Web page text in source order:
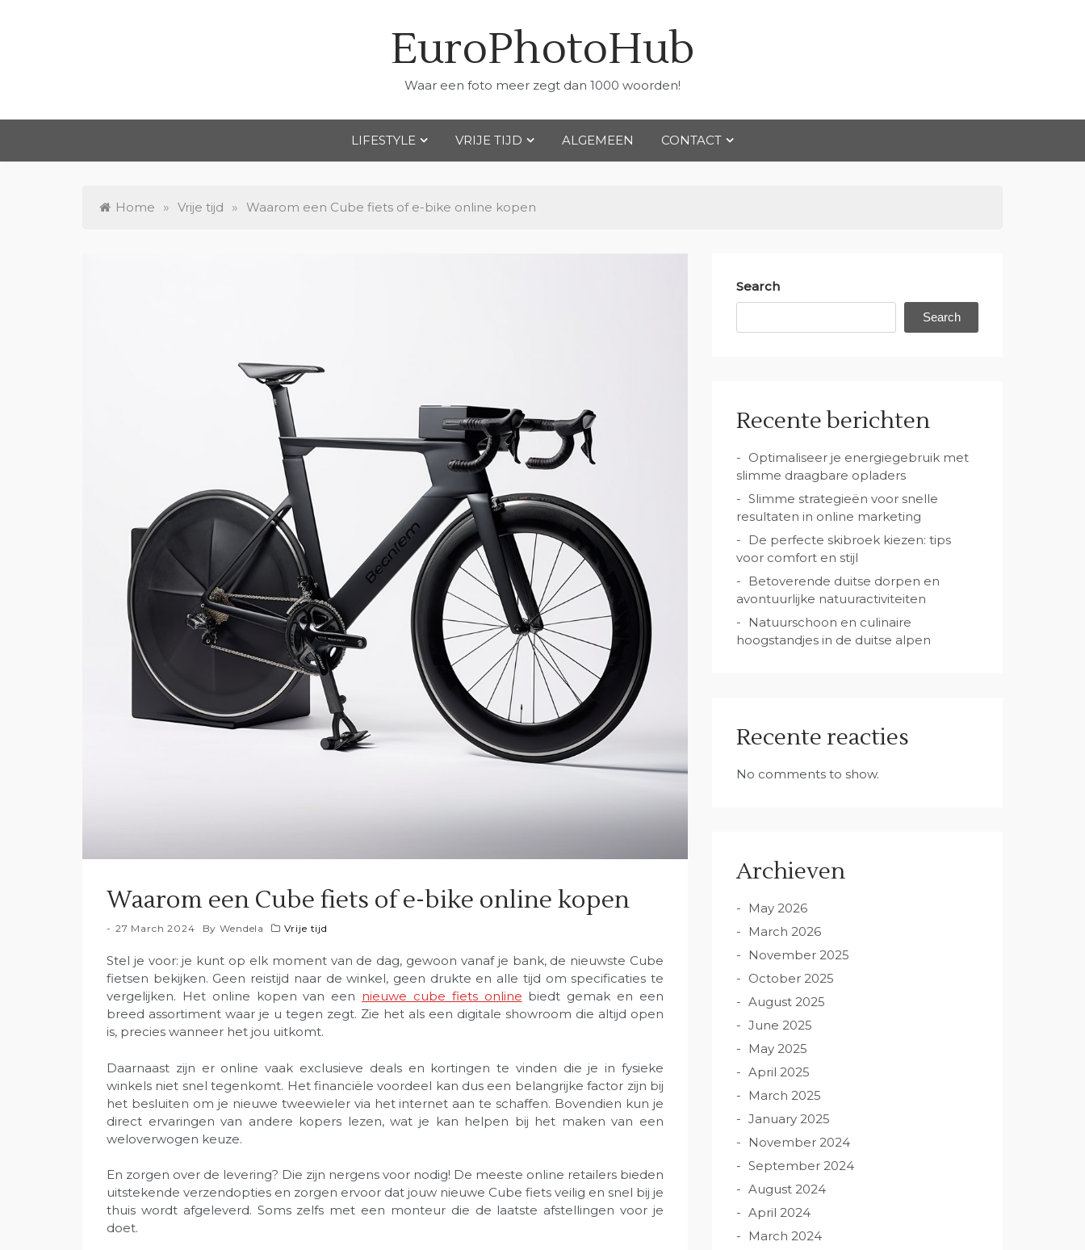
EuroPhotoHub
Waar een foto meer zegt dan 1000 woorden!
LIFESTYLE VRIJE TIJD ALGEMEEN CONTACT
Home » Vrije tijd » Waarom een Cube fiets of e-bike online kopen
Waarom een Cube fiets of e-bike online kopen
27 March 2024 ByWendela Vrije tijd
Stel je voor: je kunt op elk moment van de dag, gewoon vanaf je bank, de nieuwste Cube
fietsen bekijken. Geen reistijd naar de winkel, geen drukte en alle tijd om specificaties te
vergelijken. Het online kopen van een nieuwe cube fiets online biedt gemak en een
breed assortiment waar je u tegen zegt. Zie het als een digitale showroom die altijd open
is, precies wanneer het jou uitkomt.
Daarnaast zijn er online vaak exclusieve deals en kortingen te vinden die je in fysieke
winkels niet snel tegenkomt. Het financiële voordeel kan dus een belangrijke factor zijn bij
het besluiten om je nieuwe tweewieler via het internet aan te schaffen. Bovendien kun je
direct ervaringen van andere kopers lezen, wat je kan helpen bij het maken van een
weloverwogen keuze.
En zorgen over de levering? Die zijn nergens voor nodig! De meeste online retailers bieden
uitstekende verzendopties en zorgen ervoor dat jouw nieuwe Cube fiets veilig en snel bij je
thuis wordt afgeleverd. Soms zelfs met een monteur die de laatste afstellingen voor je
doet.
Search
Search
Recente berichten
Optimaliseer je energiegebruik met
slimme draagbare opladers
Slimme strategieën voor snelle
resultaten in online marketing
De perfecte skibroek kiezen: tips
voor comfort en stijl
Betoverende duitse dorpen en
avontuurlijke natuuractiviteiten
Natuurschoon en culinaire
hoogstandjes in de duitse alpen
Recente reacties
No comments to show.
Archieven
May 2026
March 2026
November 2025
October 2025
August 2025
June 2025
May 2025
April 2025
March 2025
January 2025
November 2024
September 2024
August 2024
April 2024
March 2024